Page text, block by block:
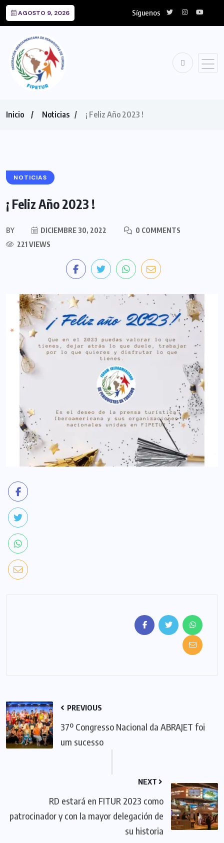
AGOSTO 9, 2026 Síguenos
Inicio Noticias ¡ Feliz Año 2023 !
NOTICIAS
¡ Feliz Año 2023 !
BY DICIEMBRE 30, 2022
0 COMMENTS
221 VIEWS
PREVIOUS
37º Congresso Nacional da ABRAJET foi
um sucesso
NEXT
RD estará en FITUR 2023 como
patrocinador y con la mayor delegación de
su historia